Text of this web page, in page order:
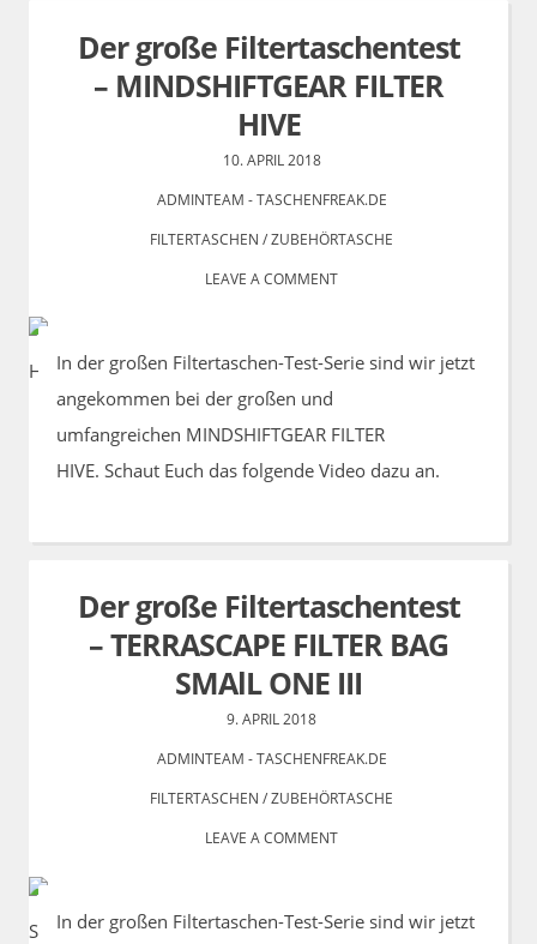
Der große Filtertaschentest
– MINDSHIFTGEAR FILTER
HIVE
10. APRIL 2018
ADMINTEAM - TASCHENFREAK.DE
FILTERTASCHEN /ZUBEHÖRTASCHE
LEAVE A COMMENT
In der großen Filtertaschen-Test-Serie sind wir jetzt
angekommen bei der großen und
umfangreichen MINDSHIFTGEAR FILTER
HIVE. Schaut Euch das folgende Video dazu an.
Der große Filtertaschentest
– TERRASCAPE FILTER BAG
SMAlL ONE III
9. APRIL 2018
ADMINTEAM - TASCHENFREAK.DE
FILTERTASCHEN /ZUBEHÖRTASCHE
LEAVE A COMMENT
In der großen Filtertaschen-Test-Serie sind wir jetzt